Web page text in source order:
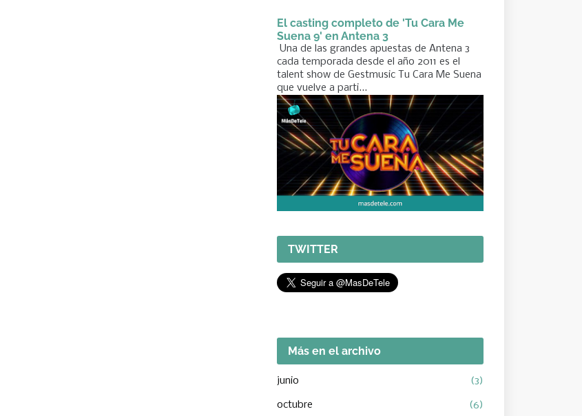
El casting completo de 'Tu Cara Me
Suena 9' en Antena 3
Una de las grandes apuestas de Antena 3
cada temporada desde el año 2011 es el
talent show de Gestmusic Tu Cara Me Suena
que vuelve a parti...
TWITTER
Más en el archivo
junio (3)
octubre (6)